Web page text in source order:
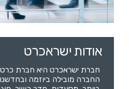
אודות ישראכרט
החברה מובילה ביוזמה